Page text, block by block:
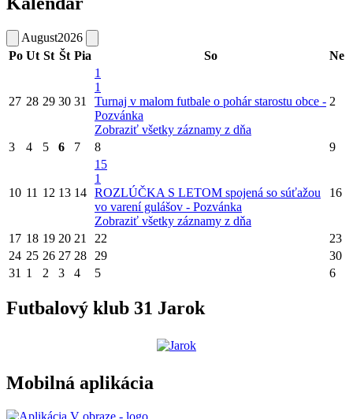
August2026
Po Ut St Št Pia So Ne
27 28 29 30 31
1
1
Turnaj v malom futbale o pohár starostu obce -
Pozvánka
Zobraziť všetky záznamy z dňa
2
3 4 5 6 7 8 9
10 11 12 13 14
15
1
ROZLÚČKA S LETOM spojená so súťažou
vo varení gulášov - Pozvánka
Zobraziť všetky záznamy z dňa
16
17 18 19 20 21 22
23
24 25 26 27 28 29
30
31 1 2 3 4 5 6
Futbalový klub 31 Jarok
Mobilná aplikácia